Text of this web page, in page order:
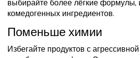
выбирайте более лёгкие формулы,
комедогенных ингредиентов.
Поменьше химии
Избегайте продуктов с